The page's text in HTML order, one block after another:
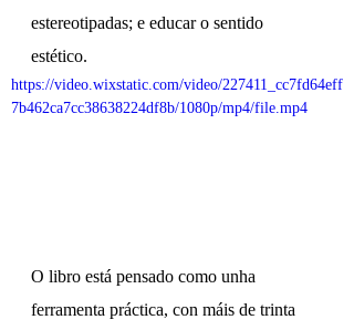
estereotipadas; e educar o sentido
estético.
https://video.wixstatic.com/video/227411_cc7fd64eff
7b462ca7cc38638224df8b/1080p/mp4/file.mp4
O libro está pensado como unha
ferramenta práctica, con máis de trinta